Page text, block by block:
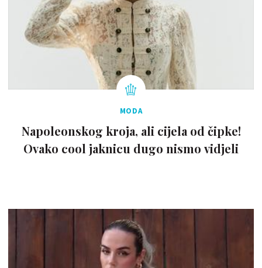
MODA
Napoleonskog kroja, ali cijela od čipke!
Ovako cool jaknicu dugo nismo vidjeli